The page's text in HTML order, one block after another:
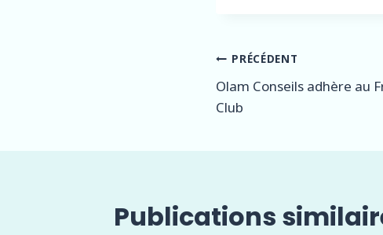
Navigation
de
PRÉCÉDENT
Olam Conseils adhère au
Club
Publications